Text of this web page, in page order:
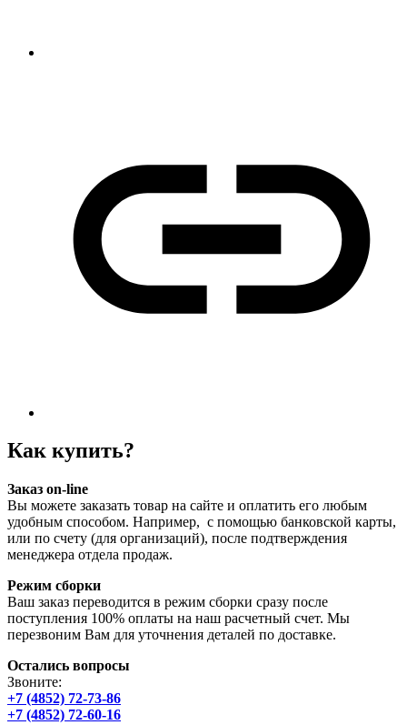
Как купить?
Заказ on-line
Вы можете заказать товар на сайте и оплатить его любым
удобным способом. Например, с помощью банковской карты,
или по счету (для организаций), после подтверждения
менеджера отдела продаж.
Режим сборки
Ваш заказ переводится в режим сборки сразу после
поступления 100% оплаты на наш расчетный счет. Мы
перезвоним Вам для уточнения деталей по доставке.
Остались вопросы
Звоните:
+7 (4852) 72-73-86
+7 (4852) 72-60-16